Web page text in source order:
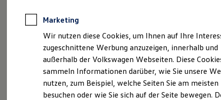
Anpfiff zum Gewinn
Elektroautos
ID. Tutorials
Elektrofahrzeugkonzepte
Reichweite
Reichweite der ID. Modelle
Reichweite im Winter
(Impressum & Rechtliches)
Marketing
Wir nutzen diese Cookies, um Ihnen auf Ihre
zugeschnittene Werbung anzuzeigen, innerhalb und
außerhalb der Volkswagen Webseiten. Diese
sammeln Informationen darüber, wie Sie unsere
nutzen, zum Beispiel, welche Seiten Sie am meisten
besuchen oder wie Sie sich auf der Seite bewegen.